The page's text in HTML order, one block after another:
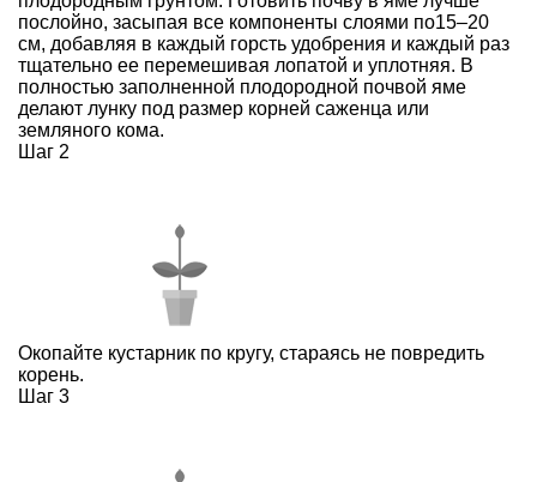
послойно, засыпая все компоненты слоями по15–20
см, добавляя в каждый горсть удобрения и каждый раз
тщательно ее перемешивая лопатой и уплотняя. В
полностью заполненной плодородной почвой яме
делают лунку под размер корней саженца или
земляного кома.
Шаг 2
Окопайте кустарник по кругу, стараясь не повредить
корень.
Шаг 3